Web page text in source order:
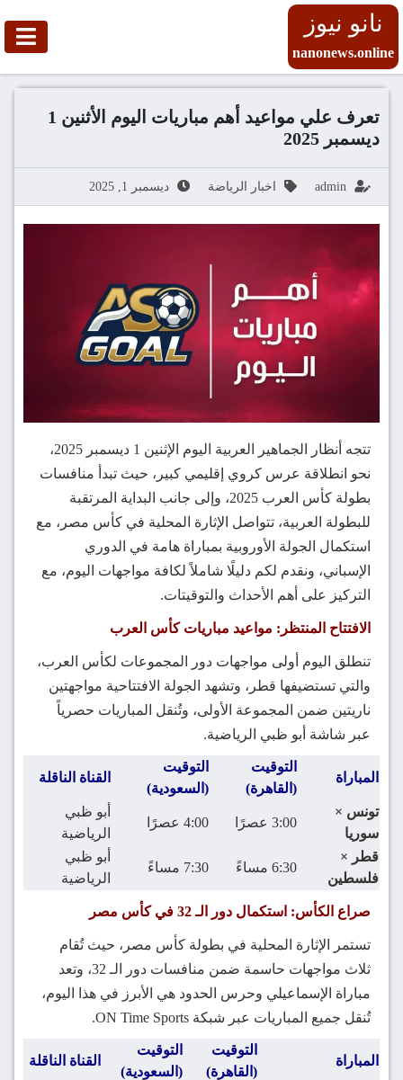
نانو نيوز
nanonews.online
تعرف علي مواعيد أهم مباريات اليوم الأثنين 1
ديسمبر 2025
admin اخبار الرياضة ديسمبر 1, 2025
تتجه أنظار الجماهير العربية اليوم الإثنين 1 ديسمبر 2025،
نحو انطلاقة عرس كروي إقليمي كبير، حيث تبدأ منافسات
بطولة كأس العرب 2025، وإلى جانب البداية المرتقبة
للبطولة العربية، تتواصل الإثارة المحلية في كأس مصر، مع
استكمال الجولة الأوروبية بمباراة هامة في الدوري
الإسباني، ونقدم لكم دليلًا شاملاً لكافة مواجهات اليوم، مع
التركيز على أهم الأحداث والتوقيتات.
الافتتاح المنتظر: مواعيد مباريات كأس العرب
تنطلق اليوم أولى مواجهات دور المجموعات لكأس العرب،
والتي تستضيفها قطر، وتشهد الجولة الافتتاحية مواجهتين
ناريتين ضمن المجموعة الأولى، وتُنقل المباريات حصرياً
عبر شاشة أبو ظبي الرياضية.
المباراة
التوقيت
(القاهرة)
التوقيت
(السعودية)
القناة الناقلة
تونس ×
سوريا
3:00 عصرًا 4:00 عصرًا
أبو ظبي
الرياضية
قطر ×
فلسطين
6:30 مساءً 7:30 مساءً
أبو ظبي
الرياضية
صراع الكأس: استكمال دور الـ 32 في كأس مصر
تستمر الإثارة المحلية في بطولة كأس مصر، حيث تُقام
ثلاث مواجهات حاسمة ضمن منافسات دور الـ 32، وتعد
مباراة الإسماعيلي وحرس الحدود هي الأبرز في هذا اليوم،
تُنقل جميع المباريات عبر شبكة ON Time Sports.
المباراة
التوقيت
(القاهرة)
التوقيت
(السعودية)
القناة الناقلة